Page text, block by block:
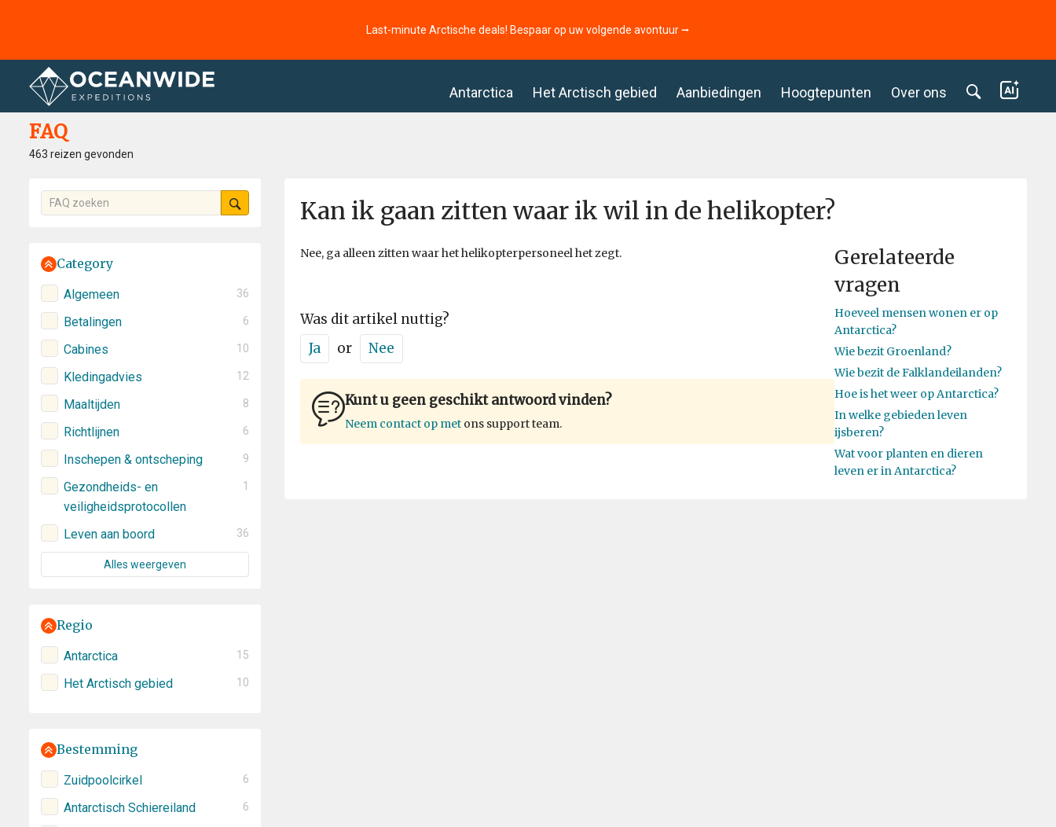
Last-minute Arctische deals! Bespaar op uw volgende avontuur ⭢
Antarctica Het Arctisch gebied Aanbiedingen Hoogtepunten Over ons
Home FAQ
FAQ
463 reizen gevonden
Category
Algemeen 36
Betalingen 6
Cabines 10
Kledingadvies 12
Maaltijden 8
Richtlijnen 6
Inschepen & ontscheping 9
Gezondheids- en
veiligheidsprotocollen
1
Leven aan boord 36
Alles weergeven
Regio
Antarctica 15
Het Arctisch gebied 10
Bestemming
Zuidpoolcirkel 6
Antarctisch Schiereiland 6
Kan ik gaan zitten waar ik wil in de helikopter?
Nee, ga alleen zitten waar het helikopterpersoneel het zegt.
Was dit artikel nuttig?
Ja
or Nee
Kunt u geen geschikt antwoord vinden?
Neem contact op met ons support team.
Gerelateerde
vragen
Hoeveel mensen wonen er op
Antarctica?
Wie bezit Groenland?
Wie bezit de Falklandeilanden?
Hoe is het weer op Antarctica?
In welke gebieden leven
ijsberen?
Wat voor planten en dieren
leven er in Antarctica?